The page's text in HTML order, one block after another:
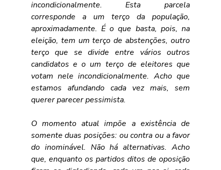
incondicionalmente. Esta parcela
corresponde a um terço da população,
aproximadamente. É o que basta, pois, na
eleição, tem um terço de abstenções, outro
terço que se divide entre vários outros
candidatos e o um terço de eleitores que
votam nele incondicionalmente. Acho que
estamos afundando cada vez mais, sem
querer parecer pessimista.
O momento atual impõe a existência de
somente duas posições: ou contra ou a favor
do inominável. Não há alternativas. Acho
que, enquanto os partidos ditos de oposição